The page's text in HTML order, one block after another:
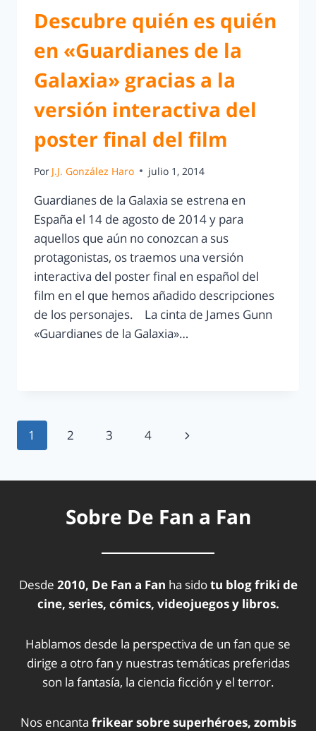
Descubre quién es quién
en «Guardianes de la
Galaxia» gracias a la
versión interactiva del
poster final del film
Por J.J. González Haro julio 1, 2014
Guardianes de la Galaxia se estrena en
España el 14 de agosto de 2014 y para
aquellos que aún no conozcan a sus
protagonistas, os traemos una versión
interactiva del poster final en español del
film en el que hemos añadido descripciones
de los personajes. La cinta de James Gunn
«Guardianes de la Galaxia»…
1 2 3 4
Sobre De Fan a Fan
Desde 2010, De Fan a Fan ha sidotu blog friki de
cine, series, cómics, videojuegos y libros.
Hablamos desde la perspectiva de un fan que se
dirige a otro fan y nuestras temáticas preferidas
son la fantasía, la ciencia ficción y el terror.
Nos encanta frikear sobre superhéroes, zombis